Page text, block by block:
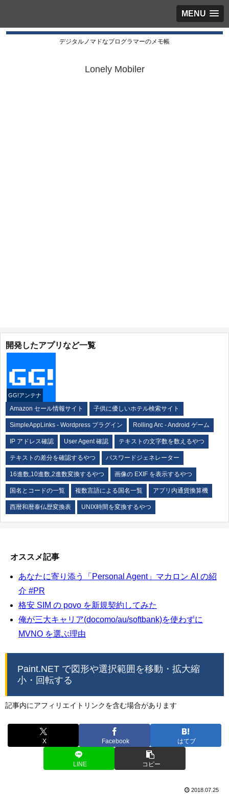
MENU
デジタルノマドなプログラマーのメモ帳
Lonely Mobiler
開発したアプリなど一覧
GG!アンテナ
Amazon セール情報サイト 子供に優しいホテル検索サイト
SimpleAppLinks - Wordpress プラグイン Rolling Arc - Android ゲーム
IP アドレス確認 User Agent 確認 テキストの文字数を数えるやつ
テキストの差分を確認するやつ パスワードジェネレーター
16進数,10進数,2進数変換するやつ 画像の EXIF を表示するやつ
国名とコードの一覧 複数言語による国名一覧 アプリ内通貨換算機
西暦和暦泰仏歴変換表 UNIX時間を変換するやつ
オススメ記事
あなたに寄り添う「Personal Agent」マカロン AI の紹
介 #PR
格安 SIM の povo を新規契約してみた
俺が三大キャリア(docomo/au/softbank)を使わずに
MVNO を選ぶ理由
Paint.NET で図形や選択範囲を移動・拡大縮
小・回転する
記事内にアフィリエイトリンクを含む場合があります
X Facebook はてブ
LINE コピー
2018.07.25